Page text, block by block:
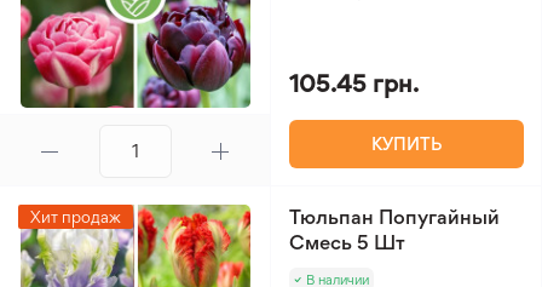
105.45 грн.
КУПИТЬ
Хит продаж
Тюльпан Попугайный
Смесь 5 Шт
В наличии